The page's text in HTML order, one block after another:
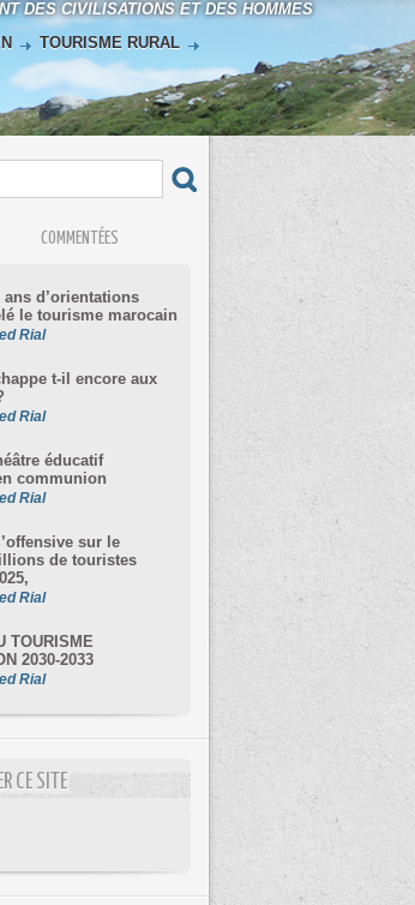
DES CIVILISATIONS ET DES HOMMES
TOURISME RURAL
COMMENTÉES
ans d’orientations
le tourisme marocain
Rial
t-il encore aux
Rial
éducatif
communion
Rial
sur le
de touristes
Rial
TOURISME
2030-2033
Rial
CE SITE